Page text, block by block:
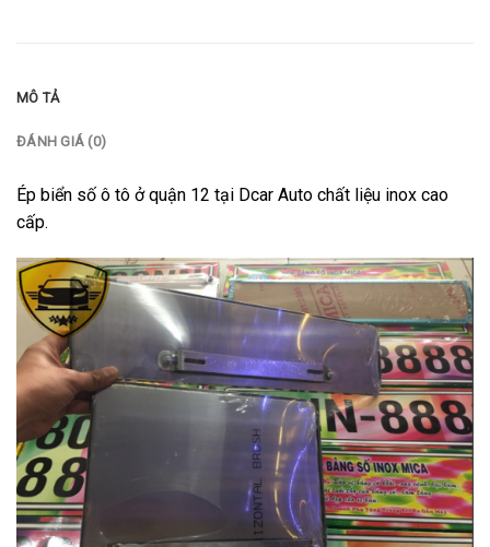
MÔ TẢ
ĐÁNH GIÁ (0)
Ép biển số ô tô ở quận 12 tại Dcar Auto chất liệu inox cao
cấp.